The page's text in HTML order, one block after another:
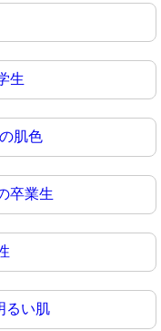
生
肌色
卒業生
るい肌